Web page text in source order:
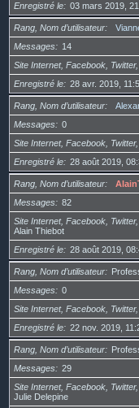
Enregistré le
03 mars 2019,
Rang, Nom d’utilisateur
Messages
14
Site Internet, Facebook,
Enregistré le
28 avr. 2019,
Rang, Nom d’utilisateur
Messages
0
Site Internet, Facebook,
Enregistré le
28 août 2019,
Rang, Nom d’utilisateur
Messages
82
Site Internet, Facebook,
Alain Thiebot
Enregistré le
28 août 2019,
Rang, Nom d’utilisateur
Messages
0
Site Internet, Facebook,
Enregistré le
22 nov. 2019,
Rang, Nom d’utilisateur
Messages
29
Site Internet, Facebook,
Julie Delepine